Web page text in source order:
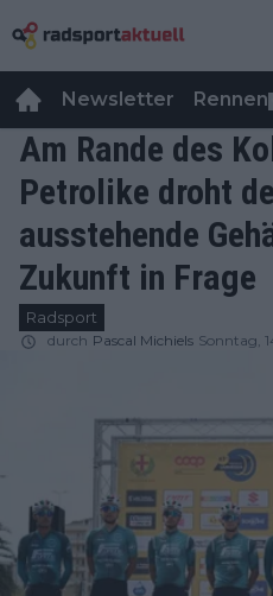
Newsletter Rennen
Am Rande des
Petrolike droht
ausstehende
Zukunft in Frage
Radsport
durch Pascal Michiels Sonntag,